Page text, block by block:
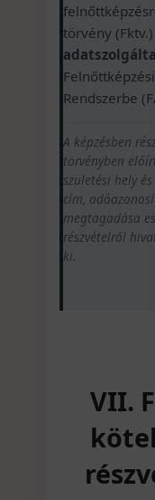
törvény
Rendszerbe
A képzésben
törvényben
születési hely
cím,
megtagadása
részvételről
ki.
VII.